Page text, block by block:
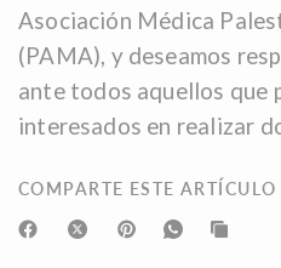
Asociación Médica
(PAMA), y deseamos
ante todos aquellos que
interesados ​​en realizar
COMPARTE ESTE ARTÍCULO